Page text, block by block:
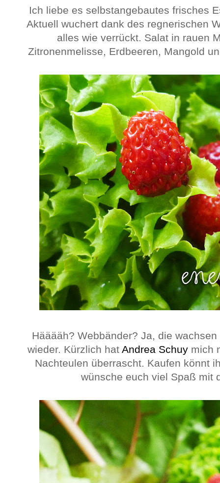
Ich liebe es selbstangebautes frisches
Aktuell wuchert dank des regnerischen
alles wie verrückt. Salat in rauen
Zitronenmelisse, Erdbeeren, Mangold
Hääääh? Webbänder? Ja, die
wieder. Kürzlich hat Andrea Schuy mich
Nachteulen überrascht. Kaufen könnt
wünsche euch viel Spaß mit